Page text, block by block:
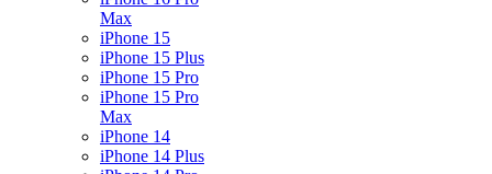
Max
iPhone 15
iPhone 15 Plus
iPhone 15 Pro
iPhone 15 Pro
Max
iPhone 14
iPhone 14 Plus